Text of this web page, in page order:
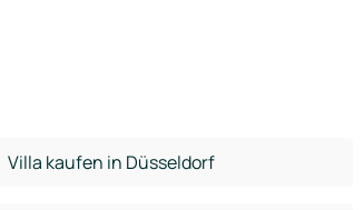
Villa kaufen in Düsseldorf